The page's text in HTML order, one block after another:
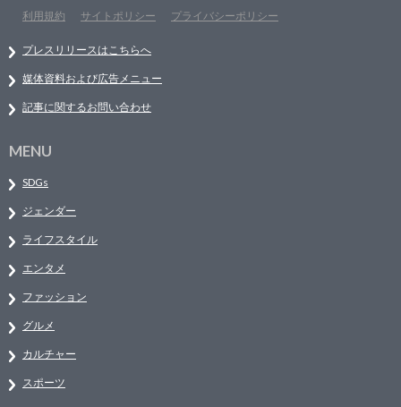
利用規約
サイトポリシー プライバシーポリシー
プレスリリースはこちらへ
媒体資料および広告メニュー
記事に関するお問い合わせ
MENU
SDGs
ジェンダー
ライフスタイル
エンタメ
ファッション
グルメ
カルチャー
スポーツ